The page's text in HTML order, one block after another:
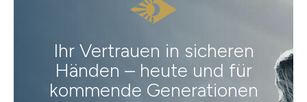
Ihr Vertrauen in sicheren
Händen – heute und für
kommende Generationen